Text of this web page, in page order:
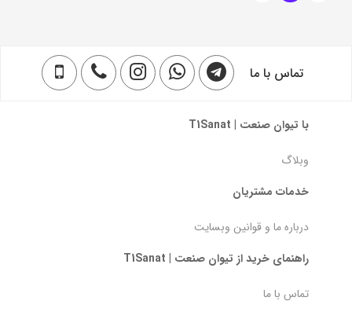
تماس با ما
با تیوان صنعت | T1Sanat
وبلاگ
خدمات مشتریان
درباره ما و قوانین وبسایت
راهنمای خرید از تیوان صنعت | T1Sanat
تماس با ما